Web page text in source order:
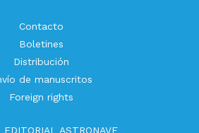
Contacto
Boletines
Distribución
de manuscritos
Foreign rights
ASTRONAVE